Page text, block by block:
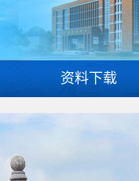
资料下载